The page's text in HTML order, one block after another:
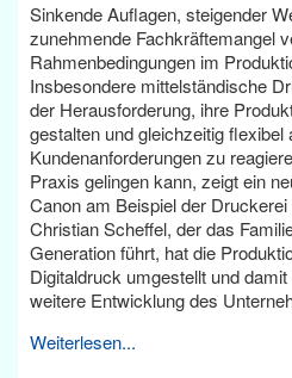
Sinkende Auflagen, steigender
zunehmende Fachkräftemangel
Rahmenbedingungen im
Insbesondere mittelständische
der Herausforderung, ihre
gestalten und gleichzeitig flexibel
Kundenanforderungen zu
Praxis gelingen kann, zeigt ein
Canon am Beispiel der
Christian Scheffel, der das
Generation führt, hat die
Digitaldruck umgestellt und
weitere Entwicklung des
Weiterlesen...